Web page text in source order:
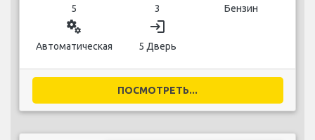
5 3 Бензин
miscellaneous_services
Автоматическая
login
5 Дверь
ПОСМОТРЕТЬ...